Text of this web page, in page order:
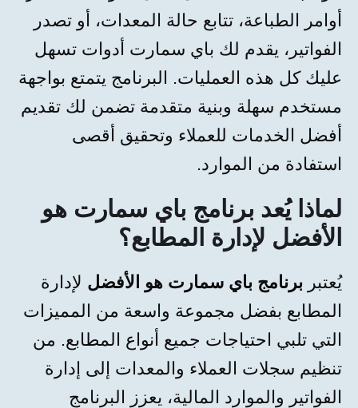
أوامر الطباعة، تتابع حالة المعدات، أو تصدر
الفواتير، يقدم لك باي سمارت أدوات تسهل
عليك كل هذه العمليات. البرنامج يتمتع بواجهة
مستخدم سهلة وبنية متقدمة تضمن لك تقديم
أفضل الخدمات للعملاء وتحقيق أقصى
استفادة من الموارد.
لماذا يُعد برنامج باي سمارت هو
الأفضل لإدارة المطابع؟
يُعتبر برنامج باي سمارت هو الأفضل لإدارة
المطابع بفضل مجموعة واسعة من المميزات
التي تلبي احتياجات جميع أنواع المطابع. من
تنظيم سجلات العملاء والمعدات إلى إدارة
الفواتير والموارد المالية، يعزز البرنامج